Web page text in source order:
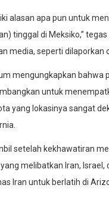
alasan apa pun untuk
tinggal di Meksiko,”
media, seperti dilaporkan
mengungkapkan bahwa
untuk
yang lokasinya sangat
setelah kekhawatiran
melibatkan Iran,
Iran untuk berlatih di